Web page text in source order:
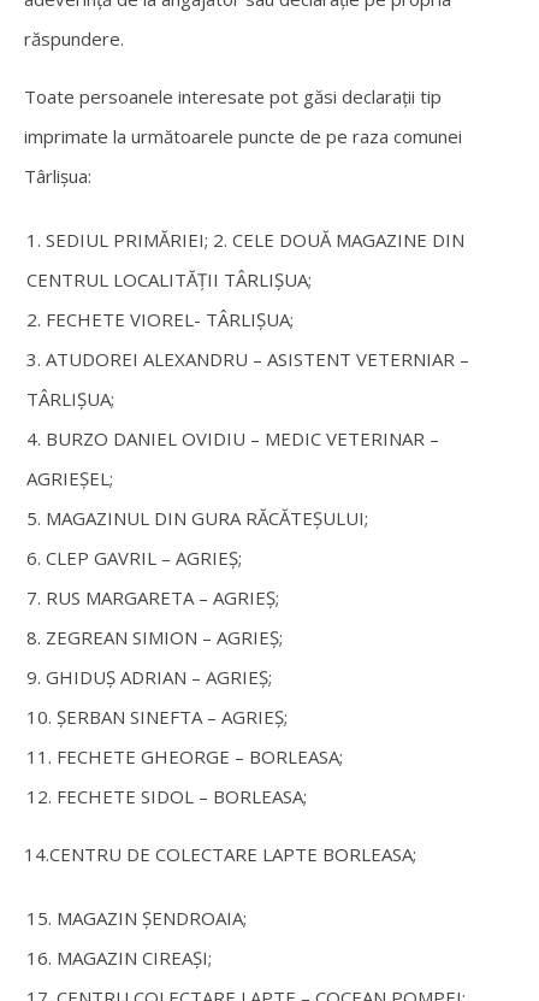
răspundere.
Toate persoanele interesate pot găsi declarații tip
imprimate la următoarele puncte de pe raza comunei
Târlișua:
SEDIUL PRIMĂRIEI; 2. CELE DOUĂ MAGAZINE DIN
CENTRUL LOCALITĂȚII TÂRLIȘUA;
FECHETE VIOREL- TÂRLIȘUA;
ATUDOREI ALEXANDRU – ASISTENT VETERNIAR –
TÂRLIȘUA;
BURZO DANIEL OVIDIU – MEDIC VETERINAR –
AGRIEȘEL;
MAGAZINUL DIN GURA RĂCĂTEȘULUI;
CLEP GAVRIL – AGRIEȘ;
RUS MARGARETA – AGRIEȘ;
ZEGREAN SIMION – AGRIEȘ;
GHIDUȘ ADRIAN – AGRIEȘ;
ȘERBAN SINEFTA – AGRIEȘ;
FECHETE GHEORGE – BORLEASA;
FECHETE SIDOL – BORLEASA;
14.CENTRU DE COLECTARE LAPTE BORLEASA;
MAGAZIN ȘENDROAIA;
MAGAZIN CIREAȘI;